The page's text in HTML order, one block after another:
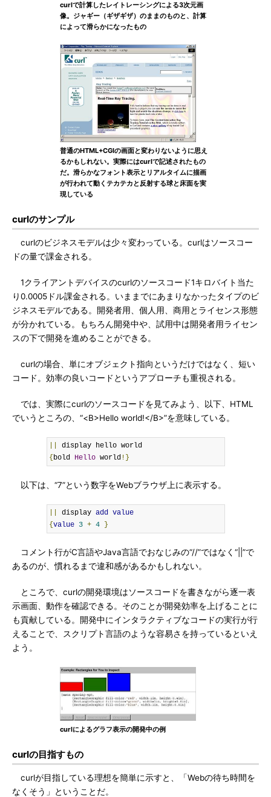
curlで計算したレイトレーシングによる3次元画
像。ジャギー（ギザギザ）のままのものと、計算
によって滑らかになったもの
普通のHTML+CGIの画面と変わりないように思え
るかもしれない。実際にはcurlで記述されたもの
だ。滑らかなフォント表示とリアルタイムに描画
が行われて動くテカテカと反射する球と床面を実
現している
curlのサンプル
curlのビジネスモデルは少々変わっている。curlはソースコー
ドの量で課金される。
1クライアントデバイスのcurlのソースコード1キロバイト当た
り0.0005ドル課金される。いままでにあまりなかったタイプのビ
ジネスモデルである。開発者用、個人用、商用とライセンス形態
が分かれている。もちろん開発中や、試用中は開発者用ライセン
スの下で開発を進めることができる。
curlの場合、単にオブジェクト指向というだけではなく、短い
コード。効率の良いコードというアプローチも重視される。
では、実際にcurlのソースコードを見てみよう、以下、HTML
でいうところの、“<B>Hello world!</B>”を意味している。
display hello world
{ bold Hello world!}
以下は、“7”という数字をWebブラウザ上に表示する。
display add value
{ value 3 + 4 }
コメント行がC言語やJava言語でおなじみの“//”ではなく“||”で
あるのが、慣れるまで違和感があるかもしれない。
ところで、curlの開発環境はソースコードを書きながら逐一表
示画面、動作を確認できる。そのことが開発効率を上げることに
も貢献している。開発中にインタラクティブなコードの実行が行
えることで、スクリプト言語のような容易さを持っているといえ
よう。
curlによるグラフ表示の開発中の例
curlの目指すもの
curlが目指している理想を簡単に示すと、「Webの待ち時間を
なくそう」ということだ。